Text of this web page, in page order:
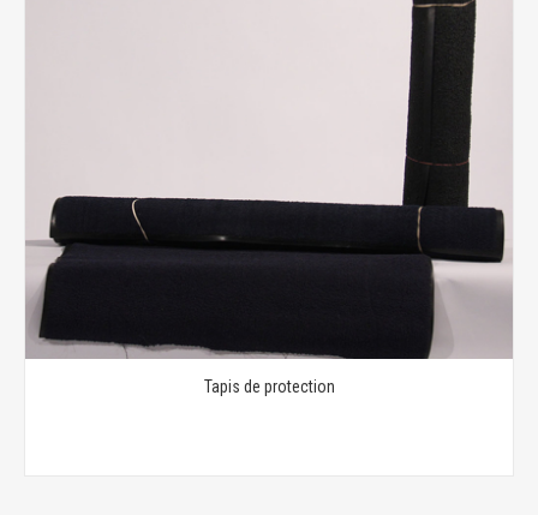
Tapis de protection